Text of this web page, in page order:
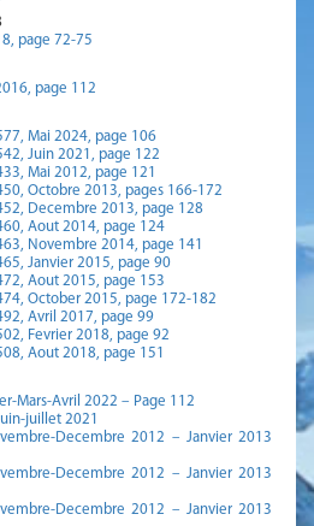
page 72-75
page 112
Mai 2024, page 106
Juin 2021, page 122
Mai 2012, page 121
Octobre 2013, pages 166-172
Decembre 2013, page 128
Aout 2014, page 124
Novembre 2014, page 141
Janvier 2015, page 90
Aout 2015, page 153
October 2015, page 172-182
Avril 2017, page 99
Fevrier 2018, page 92
Aout 2018, page 151
Mars-Avril 2022 – Page 112
juillet 2021
Decembre 2012 – Janvier 2013
Decembre 2012 – Janvier 2013
Decembre 2012 – Janvier 2013